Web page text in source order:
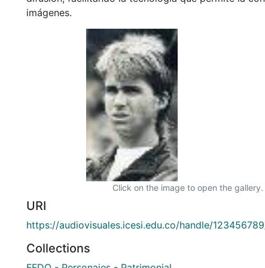
imágenes.
Click on the image to open the gallery.
URI
https://audiovisuales.icesi.edu.co/handle/
Collections